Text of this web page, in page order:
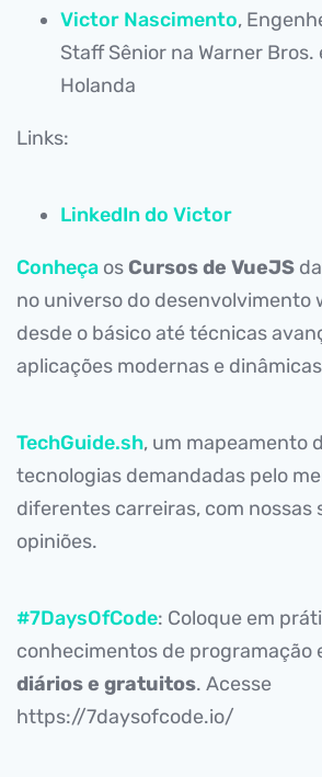
Victor Nascimento,
Staff Sênior na Warner
Holanda
Links:
LinkedIn do Victor
Conheça os Cursos de VueJS
no universo do desenvolvimento
desde o básico até técnicas
aplicações modernas e
TechGuide.sh, um mapeamento
tecnologias demandadas pelo
diferentes carreiras, com nossas
opiniões.
#7DaysOfCode: Coloque em
conhecimentos de programação
diários e gratuitos. Acesse
https://7daysofcode.io/